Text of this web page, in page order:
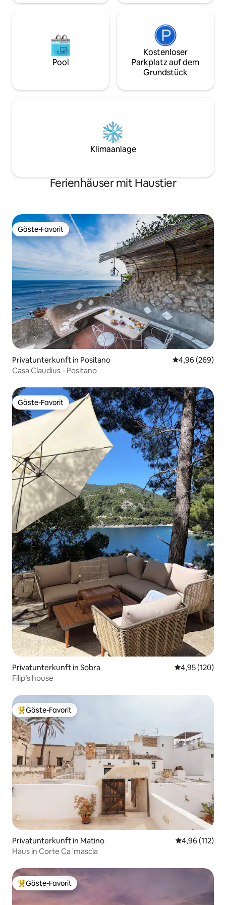
Pool
Kostenloser
Parkplatz auf dem
Grundstück
Klimaanlage
Ferienhäuser mit Haustier
Gäste-Favorit
Gäste-Favorit
Privatunterkunft in Positano
4,96 (269)
Casa Claudius - Positano
Gäste-Favorit
Gäste-Favorit
Privatunterkunft in Sobra
4,95 (120)
Filip’s house
Beliebter Gäste-Favorit.
Gäste-Favorit
Privatunterkunft in Matino
4,96 (112)
Haus in Corte Ca 'mascìa
Beliebter Gäste-Favorit.
Gäste-Favorit